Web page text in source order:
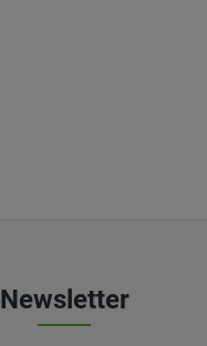
Newsletter